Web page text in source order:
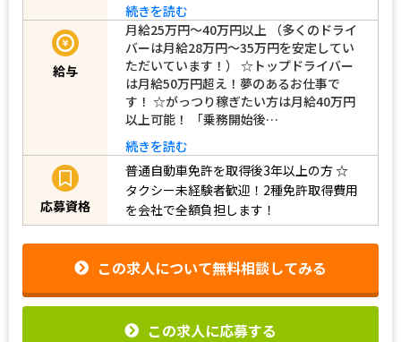
続きを読む
給与
月給25万円〜40万円以上 （多くのドライ
バーは月給28万円～35万円を安定してい
ただいています！） ☆トップドライバー
は月給50万円超え！夢のあるお仕事で
す！ ☆がっつり稼ぎたい方は月給40万円
以上可能！ 「乗務開始後…
続きを読む
応募資格
普通自動車免許を取得後3年以上の方☆
タクシー未経験者歓迎！2種免許取得費用
を会社で全額負担します！
この求人について無料相談してみる
この求人に応募する